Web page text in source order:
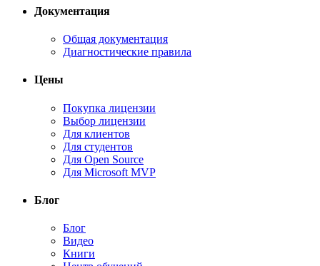
Документация
Общая документация
Диагностические правила
Цены
Покупка лицензии
Выбор лицензии
Для клиентов
Для студентов
Для Open Source
Для Microsoft MVP
Блог
Блог
Видео
Книги